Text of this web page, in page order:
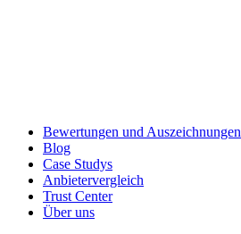
Bewertungen und Auszeichnungen
Blog
Case Studys
Anbietervergleich
Trust Center
Über uns